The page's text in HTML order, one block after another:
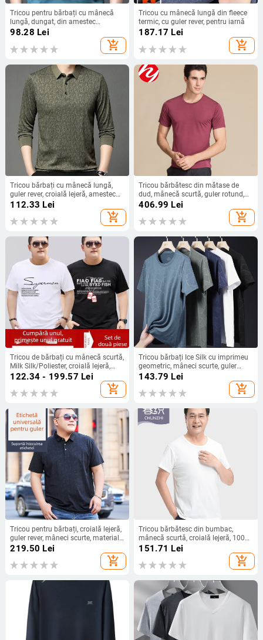
Tricou pentru bărbați cu mânecă
lungă, dungat, din amestec
poliester, cu guler rever, ușor, pentru
98.28 Lei
add_shopping_cart
Tricou cu mânecă lungă din fleece
termic, cu guler rever, pentru iarnă
187.17 Lei
add_shopping_cart
Tricou bărbați cu mânecă lungă,
guler rever, croială lejeră, amestec
poliester, primăvară–toamnă 2025,
112.33 Lei
add_shopping_cart
Tricou bărbătesc din mătase de
dud, mânecă scurtă, guler rotund,
croială lejeră, respirabil
406.99 Lei
add_shopping_cart
Tricou de bărbați cu mânecă scurtă,
Milk Silk/Poliester, croială lejeră,
guler rotund, căptușit cu fleece,
122.34 - 199.57 Lei
add_shopping_cart
Tricou bărbați Ice Silk cu imprimeu
geometric, mâneci scurte, guler
rotund, uscare rapidă, vară
143.79 Lei
add_shopping_cart
Tricou pentru bărbați, croială lejeră,
guler rever, mâneci scurte, material
nylon-spandex, imprimare
219.50 Lei
add_shopping_cart
Tricou bărbătesc din bumbac,
mânecă scurtă, croială lejeră, 100%
bumbac, absorbție a umezelii
151.71 Lei
add_shopping_cart